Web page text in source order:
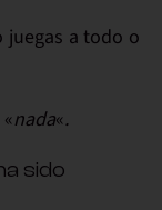
juegas a todo o
nada«.
sido